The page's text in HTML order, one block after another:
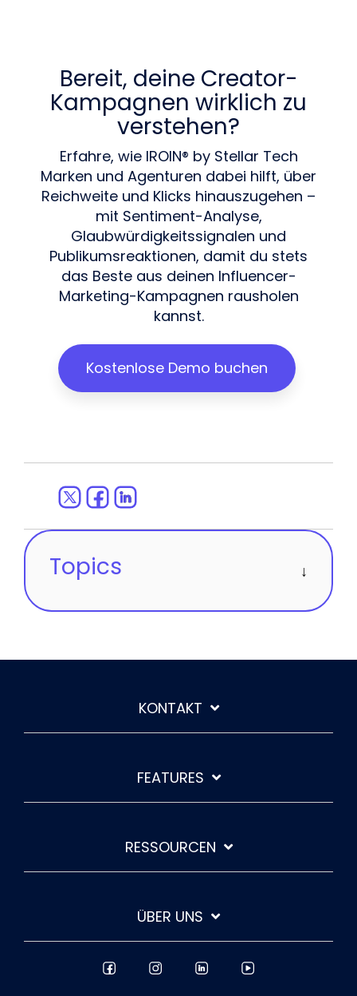
Bereit, deine Creator-
Kampagnen wirklich zu
verstehen?
Erfahre, wie IROIN® by Stellar Tech
Marken und Agenturen dabei hilft, über
Reichweite und Klicks hinauszugehen –
mit Sentiment-Analyse,
Glaubwürdigkeitssignalen und
Publikumsreaktionen, damit du stets
das Beste aus deinen Influencer-
Marketing-Kampagnen rausholen
kannst.
Kostenlose Demo buchen
Topics
KONTAKT
FEATURES
RESSOURCEN
ÜBER UNS